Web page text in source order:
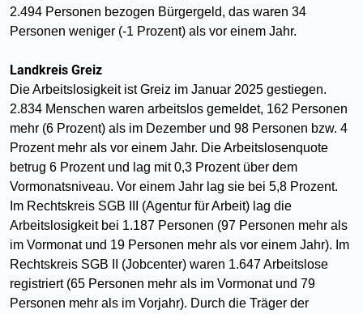
2.494 Personen bezogen Bürgergeld, das waren 34
Personen weniger (-1 Prozent) als vor einem Jahr.
Landkreis Greiz
Die Arbeitslosigkeit ist Greiz im Januar 2025 gestiegen.
2.834 Menschen waren arbeitslos gemeldet, 162 Personen
mehr (6 Prozent) als im Dezember und 98 Personen bzw. 4
Prozent mehr als vor einem Jahr. Die Arbeitslosenquote
betrug 6 Prozent und lag mit 0,3 Prozent über dem
Vormonatsniveau. Vor einem Jahr lag sie bei 5,8 Prozent.
Im Rechtskreis SGB III (Agentur für Arbeit) lag die
Arbeitslosigkeit bei 1.187 Personen (97 Personen mehr als
im Vormonat und 19 Personen mehr als vor einem Jahr). Im
Rechtskreis SGB II (Jobcenter) waren 1.647 Arbeitslose
registriert (65 Personen mehr als im Vormonat und 79
Personen mehr als im Vorjahr). Durch die Träger der